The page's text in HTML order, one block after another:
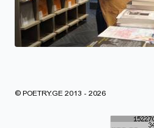
© POETRY.GE 2013 - 2026